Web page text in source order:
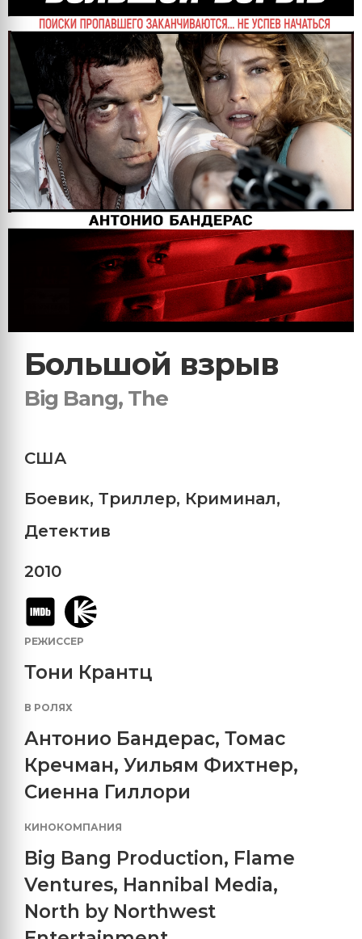
Большой взрыв
Big Bang, The
США
Боевик, Триллер, Криминал,
Детектив
2010
РЕЖИССЕР
Тони Крантц
В РОЛЯХ
Антонио Бандерас, Томас
Кречман, Уильям Фихтнер,
Сиенна Гиллори
КИНОКОМПАНИЯ
Big Bang Production, Flame
Ventures, Hannibal Media,
North by Northwest